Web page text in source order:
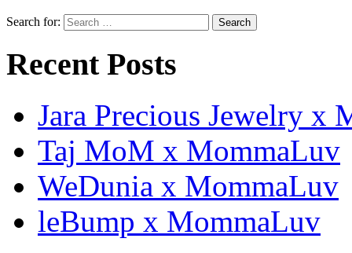
Search for: Search
Recent Posts
Jara Precious Jewelry x
Taj MoM x MommaLuv
WeDunia x MommaLuv
leBump x MommaLuv